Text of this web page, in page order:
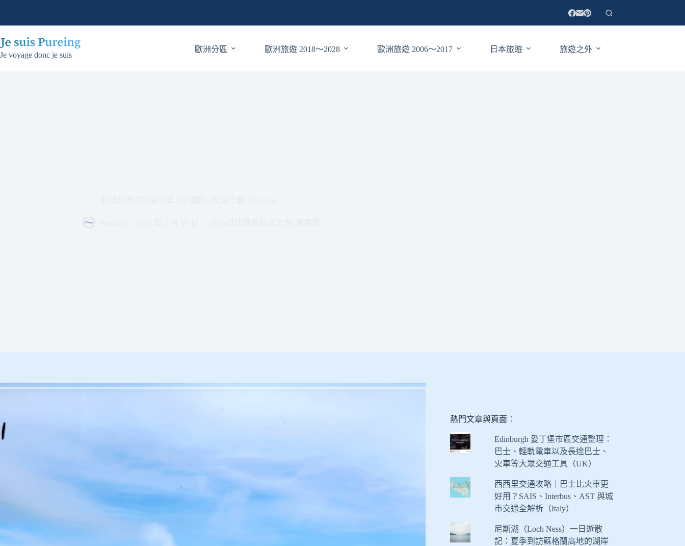
要
內
Je voyage donc je suis
歐洲分區 歐洲旅遊 2018～2028 歐洲旅遊 2006～2017 日本旅遊 旅遊之外
熱門文章與頁面︰
Edinburgh 愛丁堡市區交通整理：
巴士、輕軌電車以及長途巴士、
火車等大眾交通工具（UK）
西西里交通攻略｜巴士比火車更
好用？SAIS、Interbus、AST 與城
市交通全解析（Italy）
尼斯湖（Loch Ness）一日遊散
記：夏季到訪蘇格蘭高地的湖岸